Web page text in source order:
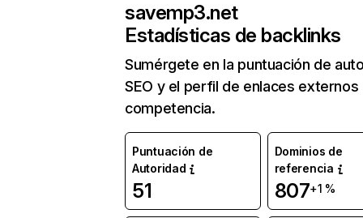
savemp3.net
Estadísticas de backlinks
Sumérgete en la puntuación de
SEO y el perfil de enlaces externos
competencia.
Puntuación de
Autoridad
51
Dominios de
referencia
807+1 %